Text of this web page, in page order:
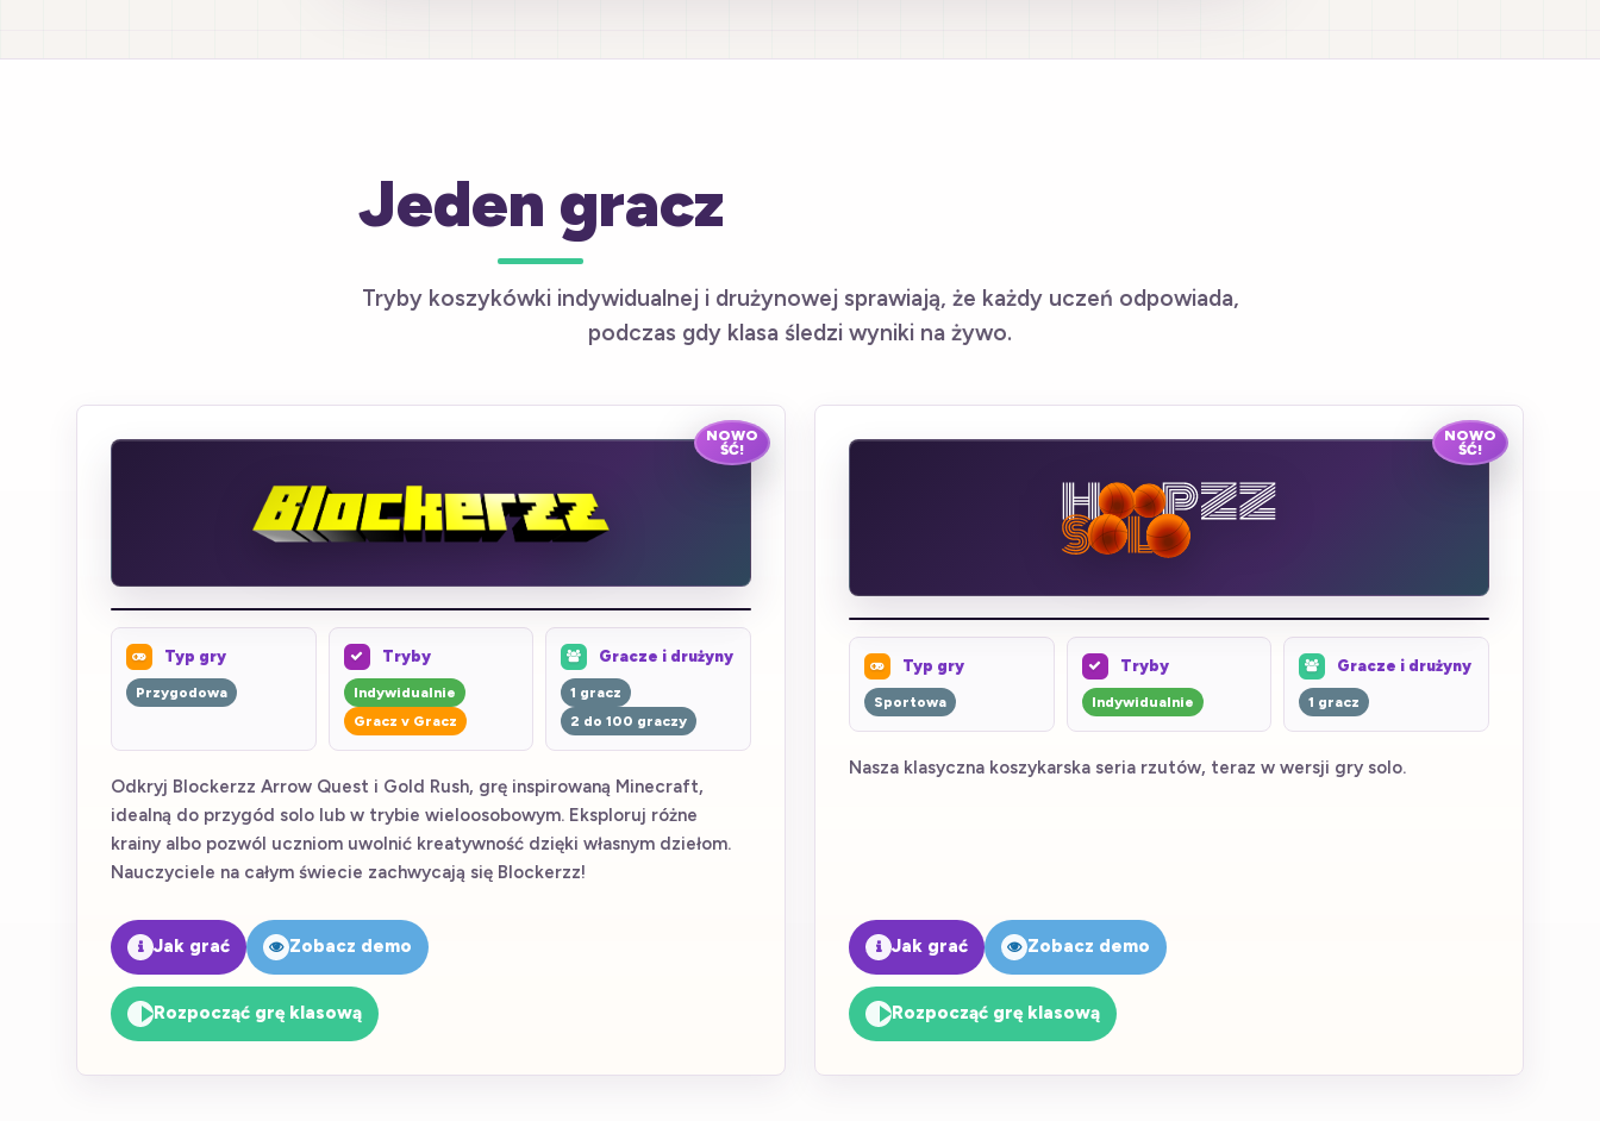
Jeden gracz
Tryby koszykówki indywidualnej i drużynowej sprawiają, że każdy uczeń odpowiada,
podczas gdy klasa śledzi wyniki na żywo.
NOWO
ŚĆ!
Typ gry
Przygodowa
Tryby
Indywidualnie
Gracz v Gracz
Gracze i drużyny
1 gracz
2 do 100 graczy
Odkryj Blockerzz Arrow Quest i Gold Rush, grę inspirowaną Minecraft,
idealną do przygód solo lub w trybie wieloosobowym. Eksploruj różne
krainy albo pozwól uczniom uwolnić kreatywność dzięki własnym dziełom.
Nauczyciele na całym świecie zachwycają się Blockerzz!
Jak grać Zobacz demo
Rozpocząć grę klasową
NOWO
ŚĆ!
Typ gry
Sportowa
Tryby
Indywidualnie
Gracze i drużyny
1 gracz
Nasza klasyczna koszykarska seria rzutów, teraz w wersji gry solo.
Jak grać Zobacz demo
Rozpocząć grę klasową